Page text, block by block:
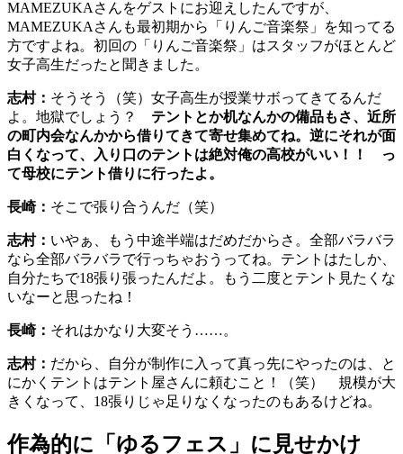
MAMEZUKAさんをゲストにお迎えしたんですが、
MAMEZUKAさんも最初期から「りんご音楽祭」を知ってる
方ですよね。初回の「りんご音楽祭」はスタッフがほとんど
女子高生だったと聞きました。
志村： そうそう（笑）女子高生が授業サボってきてるんだ
よ。地獄でしょう？ テントとか机なんかの備品もさ、近所
の町内会なんかから借りてきて寄せ集めてね。逆にそれが面
白くなって、入り口のテントは絶対俺の高校がいい！！ っ
て母校にテント借りに行ったよ。
長崎： そこで張り合うんだ（笑）
志村： いやぁ、もう中途半端はだめだからさ。全部バラバラ
なら全部バラバラで行っちゃおうってね。テントはたしか、
自分たちで18張り張ったんだよ。もう二度とテント見たくな
いなーと思ったね！
長崎： それはかなり大変そう……。
志村： だから、自分が制作に入って真っ先にやったのは、と
にかくテントはテント屋さんに頼むこと！（笑） 規模が大
きくなって、18張りじゃ足りなくなったのもあるけどね。
作為的に「ゆるフェス」に見せかけ